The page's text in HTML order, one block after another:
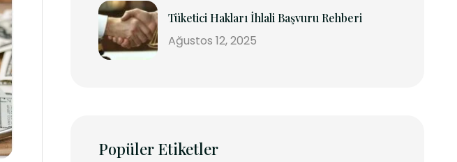
Tüketici Hakları İhlali Başvuru Rehberi
Ağustos 12, 2025
Popüler Etiketler